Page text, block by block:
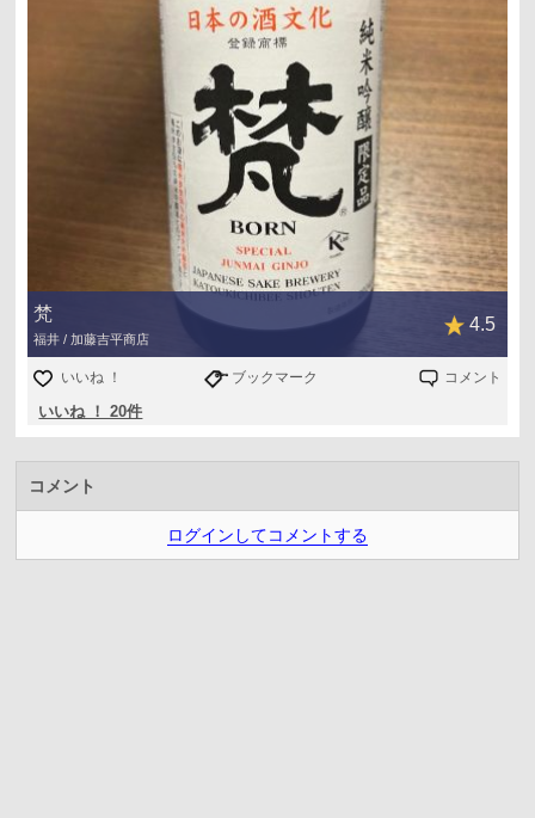
梵
福井 / 加藤吉平商店
4.5
いいね ！ ブックマーク コメント
いいね ！ 20件
コメント
ログインしてコメントする